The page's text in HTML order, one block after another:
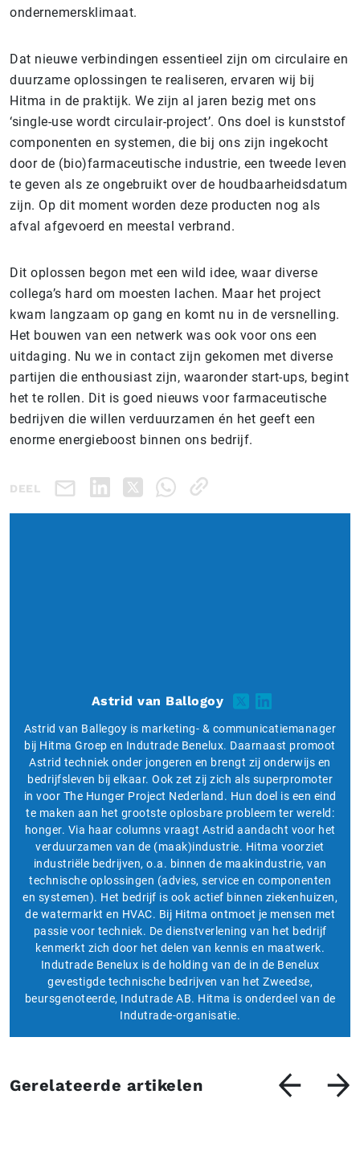
ondernemersklimaat.
Dat nieuwe verbindingen essentieel zijn om circulaire en
duurzame oplossingen te realiseren, ervaren wij bij
Hitma in de praktijk. We zijn al jaren bezig met ons
‘single-use wordt circulair-project’. Ons doel is kunststof
componenten en systemen, die bij ons zijn ingekocht
door de (bio)farmaceutische industrie, een tweede leven
te geven als ze ongebruikt over de houdbaarheidsdatum
zijn. Op dit moment worden deze producten nog als
afval afgevoerd en meestal verbrand.
Dit oplossen begon met een wild idee, waar diverse
collega’s hard om moesten lachen. Maar het project
kwam langzaam op gang en komt nu in de versnelling.
Het bouwen van een netwerk was ook voor ons een
uitdaging. Nu we in contact zijn gekomen met diverse
partijen die enthousiast zijn, waaronder start-ups, begint
het te rollen. Dit is goed nieuws voor farmaceutische
bedrijven die willen verduurzamen én het geeft een
enorme energieboost binnen ons bedrijf.
DEEL
Astrid van Ballogoy
Astrid van Ballegoy is marketing- & communicatiemanager
bij Hitma Groep en Indutrade Benelux. Daarnaast promoot
Astrid techniek onder jongeren en brengt zij onderwijs en
bedrijfsleven bij elkaar. Ook zet zij zich als superpromoter
in voor The Hunger Project Nederland. Hun doel is een eind
te maken aan het grootste oplosbare probleem ter wereld:
honger. Via haar columns vraagt Astrid aandacht voor het
verduurzamen van de (maak)industrie. Hitma voorziet
industriële bedrijven, o.a. binnen de maakindustrie, van
technische oplossingen (advies, service en componenten
en systemen). Het bedrijf is ook actief binnen ziekenhuizen,
de watermarkt en HVAC. Bij Hitma ontmoet je mensen met
passie voor techniek. De dienstverlening van het bedrijf
kenmerkt zich door het delen van kennis en maatwerk.
Indutrade Benelux is de holding van de in de Benelux
gevestigde technische bedrijven van het Zweedse,
beursgenoteerde, Indutrade AB. Hitma is onderdeel van de
Indutrade-organisatie.
Gerelateerde artikelen